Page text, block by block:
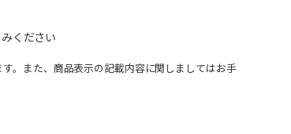
ください
。また、商品表示の記載内容に関しましてはお手